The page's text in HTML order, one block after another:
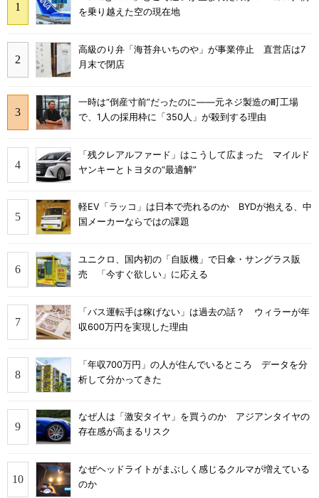
を乗り越えた空の現在地
高級のり弁「海苔弁いちのや」が事業停止 直営店は7
月末で閉店
一時は“倒産寸前”だったのに――元ネジ製造の町工場
で、1人の採用枠に「350人」が殺到する理由
「残クレアルファード」はこうして広まった マイルド
ヤンキーとトヨタの“最適解”
軽EV「ラッコ」は日本で売れるのか BYDが抱える、中
国メーカーならではの課題
ユニクロ、国内初の「自販機」で日傘・サングラス販
売 「今すぐ欲しい」に応える
「バス運転手は稼げない」は過去の話？ ウィラーが年
収600万円を実現した理由
「年収700万円」の人が住んでいるところ データを分
析して分かってきた
なぜ人は「激安タイヤ」を買うのか アジアンタイヤの
存在感が高まるリスク
なぜヘッドライトがまぶしく感じるクルマが増えている
のか